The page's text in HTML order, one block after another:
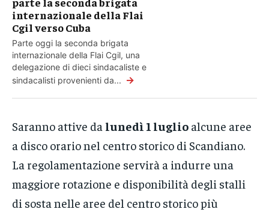
internazionale della Flai
Cgil verso Cuba
Parte oggi la seconda brigata
internazionale della Flai Cgil, una
delegazione di dieci sindacaliste e
sindacalisti provenienti da... →
Saranno attive da lunedì 1 luglio alcune aree
a disco orario nel centro storico di Scandiano.
La regolamentazione servirà a indurre una
maggiore rotazione e disponibilità degli stalli
di sosta nelle aree del centro storico più